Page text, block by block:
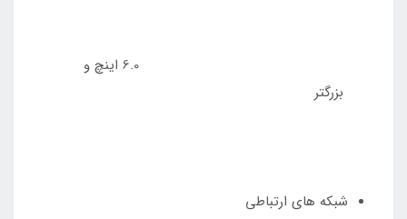
6.0 اینچ و
بزرگتر
شبکه های ارتباطی